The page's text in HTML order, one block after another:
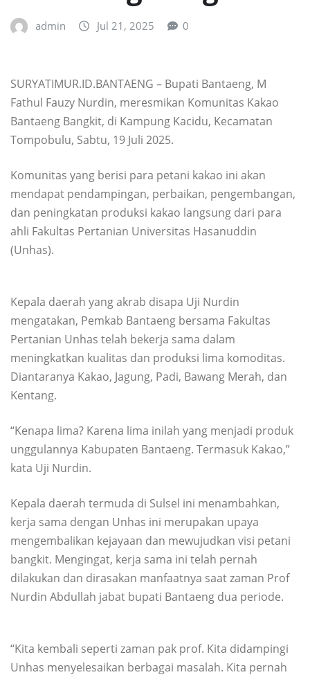
admin Jul 21, 2025 0
SURYATIMUR.ID.BANTAENG – Bupati Bantaeng, M
Fathul Fauzy Nurdin, meresmikan Komunitas Kakao
Bantaeng Bangkit, di Kampung Kacidu, Kecamatan
Tompobulu, Sabtu, 19 Juli 2025.
Komunitas yang berisi para petani kakao ini akan
mendapat pendampingan, perbaikan, pengembangan,
dan peningkatan produksi kakao langsung dari para
ahli Fakultas Pertanian Universitas Hasanuddin
(Unhas).
Kepala daerah yang akrab disapa Uji Nurdin
mengatakan, Pemkab Bantaeng bersama Fakultas
Pertanian Unhas telah bekerja sama dalam
meningkatkan kualitas dan produksi lima komoditas.
Diantaranya Kakao, Jagung, Padi, Bawang Merah, dan
Kentang.
“Kenapa lima? Karena lima inilah yang menjadi produk
unggulannya Kabupaten Bantaeng. Termasuk Kakao,”
kata Uji Nurdin.
Kepala daerah termuda di Sulsel ini menambahkan,
kerja sama dengan Unhas ini merupakan upaya
mengembalikan kejayaan dan mewujudkan visi petani
bangkit. Mengingat, kerja sama ini telah pernah
dilakukan dan dirasakan manfaatnya saat zaman Prof
Nurdin Abdullah jabat bupati Bantaeng dua periode.
“Kita kembali seperti zaman pak prof. Kita didampingi
Unhas menyelesaikan berbagai masalah. Kita pernah